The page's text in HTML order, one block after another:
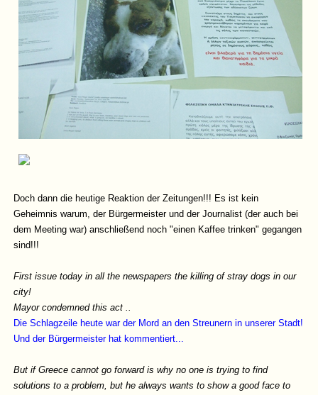
Doch dann die heutige Reaktion der Zeitungen!!! Es ist kein
Geheimnis warum, der Bürgermeister und der Journalist (der auch bei
dem Meeting war) anschließend noch "einen Kaffee trinken" gegangen
sind!!!
First issue today in all the newspapers the killing of stray dogs in our
city!
Mayor condemned this act ..
Die Schlagzeile heute war der Mord an den Streunern in unserer Stadt!
Und der Bürgermeister hat kommentiert...
But if Greece cannot go forward is why no one is trying to find
solutions to a problem, but he always wants to show a good face to